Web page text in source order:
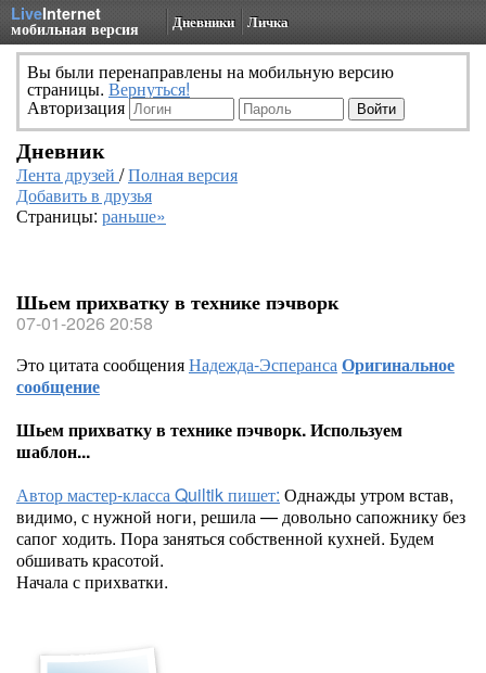
LiveInternet
мобильная версия Дневники Личка
Вы были перенаправлены на мобильную версию
страницы. Вернуться!
Авторизация
Дневник
Лента друзей /Полная версия
Добавить в друзья
Страницы: раньше»
Шьем прихватку в технике пэчворк
07-01-2026 20:58
Это цитата сообщенияНадежда-ЭсперансаОригинальное
сообщение
Шьем прихватку в технике пэчворк. Используем
шаблон...
Автор мастер-класса Quiltik пишет: Однажды утром встав,
видимо, с нужной ноги, решила — довольно сапожнику без
сапог ходить. Пора заняться собственной кухней. Будем
обшивать красотой.
Начала с прихватки.